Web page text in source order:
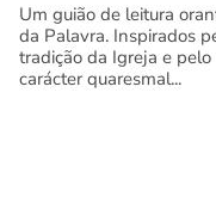
Um guião de leitura
da Palavra. Inspirados
tradição da Igreja e pelo
carácter quaresmal...